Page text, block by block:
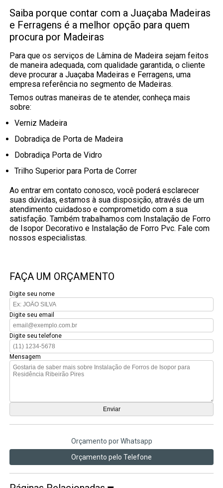
Saiba porque contar com a Juaçaba Madeiras
e Ferragens é a melhor opção para quem
procura por Madeiras
Para que os serviços de Lâmina de Madeira sejam feitos
de maneira adequada, com qualidade garantida, o cliente
deve procurar a Juaçaba Madeiras e Ferragens, uma
empresa referência no segmento de Madeiras.
Temos outras maneiras de te atender, conheça mais
sobre:
Verniz Madeira
Dobradiça de Porta de Madeira
Dobradiça Porta de Vidro
Trilho Superior para Porta de Correr
Ao entrar em contato conosco, você poderá esclarecer
suas dúvidas, estamos à sua disposição, através de um
atendimento cuidadoso e comprometido com a sua
satisfação. Também trabalhamos com Instalação de Forro
de Isopor Decorativo e Instalação de Forro Pvc. Fale com
nossos especialistas.
FAÇA UM ORÇAMENTO
Digite seu nome
Digite seu email
Digite seu telefone
Mensagem
Orçamento por Whatsapp
Orçamento pelo Telefone